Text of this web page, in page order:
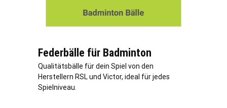
Federbälle für Badminton
Qualitätsbälle für dein Spiel von den
Herstellern RSL und Victor, ideal für jedes
Spielniveau.